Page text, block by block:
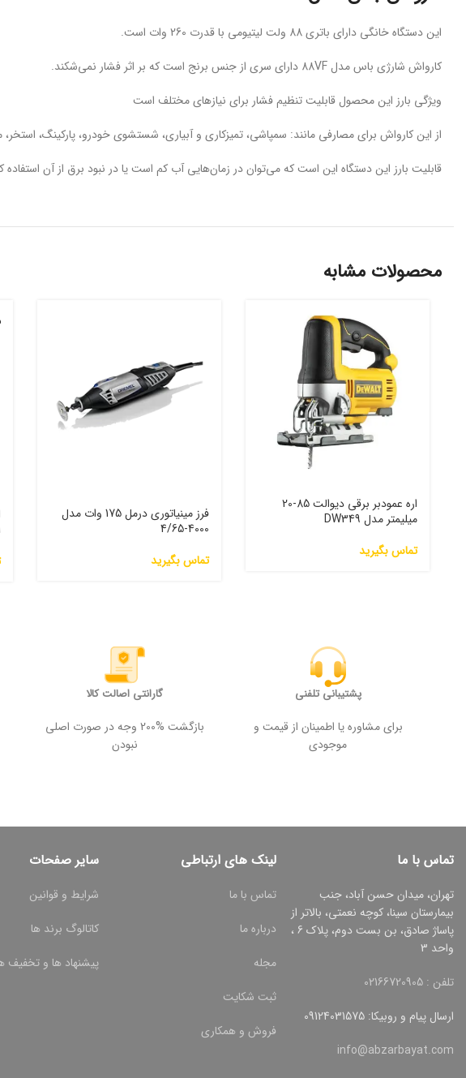
این دستگاه خانگی دارای باتری 88 ولت لیتیومی با قدرت 260 وات است.
کارواش شارژی باس مدل 88VF دارای سری از جنس برنج است که بر اثر فشار نمی‌شکند.
ویژگی بارز این محصول قابلیت تنظیم فشار برای نیازهای مختلف است
از این کارواش برای مصارفی مانند: سمپاشی، تمیزکاری و آبیاری، شستشوی خودرو، پارکینگ،
قابلیت بارز این دستگاه این است که می‌توان در زمان‌هایی آب کم است یا در نبود برق از آن استفاده
محصولات مشابه
اره عمودبر برقی دیوالت 85-20
میلیمتر مدل DW349
تماس بگیرید
فرز مینیاتوری درمل 175 وات مدل
4000-4/65
تماس بگیرید
پشتیبانی تلفنی
برای مشاوره یا اطمینان از قیمت و
موجودی
گارانتی اصالت کالا
بازگشت %200 وجه در صورت اصلی
نبودن
تماس با ما
تهران، میدان حسن آباد، جنب
بیمارستان سینا، کوچه نعمتی، بالاتر از
پاساژ صادق، بن بست دوم، پلاک 6 ،
واحد 3
تلفن : 02166720905
ارسال پیام و روبیکا: 09124031575
info@abzarbayat.com
لینک های ارتباطی
تماس با ما
درباره ما
مجله
ثبت شکایت
فروش و همکاری
سایر صفحات
شرایط و قوانین
کاتالوگ برند ها
پیشنهاد ها و تخفیف